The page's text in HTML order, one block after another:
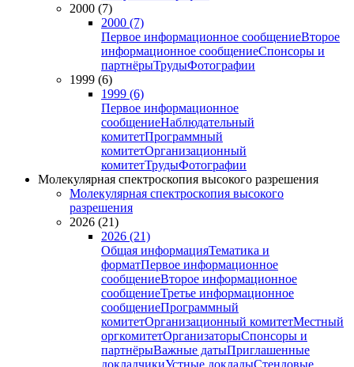
2000 (7)
2000 (7)
Первое информационное сообщениеВторое
информационное сообщениеСпонсоры и
партнёрыТрудыФотографии
1999 (6)
1999 (6)
Первое информационное
сообщениеНаблюдательный
комитетПрограммный
комитетОрганизационный
комитетТрудыФотографии
Молекулярная спектроскопия высокого разрешения
Молекулярная спектроскопия высокого
разрешения
2026 (21)
2026 (21)
Общая информацияТематика и
форматПервое информационное
сообщениеВторое информационное
сообщениеТретье информационное
сообщениеПрограммный
комитетОрганизационный комитетМестный
оргкомитетОрганизаторыСпонсоры и
партнёрыВажные датыПриглашенные
докладчикиУстные докладыСтендовые